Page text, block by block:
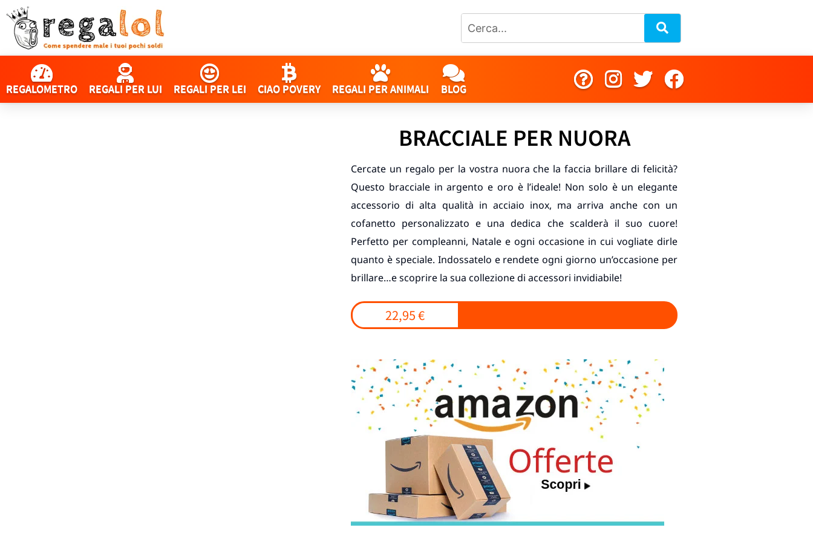
REGALOMETRO REGALI PER LUI REGALI PER LEI CIAO POVERY REGALI PER ANIMALI BLOG
BRACCIALE PER NUORA
Cercate un regalo per la vostra nuora che la faccia brillare di felicità?
Questo bracciale in argento e oro è l’ideale! Non solo è un elegante
accessorio di alta qualità in acciaio inox, ma arriva anche con un
cofanetto personalizzato e una dedica che scalderà il suo cuore!
Perfetto per compleanni, Natale e ogni occasione in cui vogliate dirle
quanto è speciale. Indossatelo e rendete ogni giorno un’occasione per
brillare…e scoprire la sua collezione di accessori invidiabile!
22,95 €